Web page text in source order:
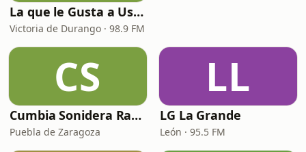
La que le Gusta a Usted
Victoria de Durango · 98.9 FM
CS
Cumbia Sonidera Radio
Puebla de Zaragoza
LL
LG La Grande
León · 95.5 FM